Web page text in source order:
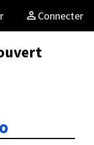
Connecter